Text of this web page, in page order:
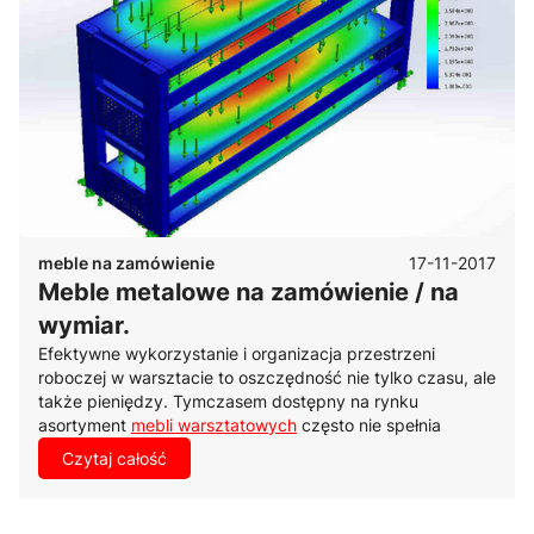
meble na zamówienie 17-11-2017
Meble metalowe na zamówienie / na
wymiar.
Efektywne wykorzystanie i organizacja przestrzeni
roboczej w warsztacie to oszczędność nie tylko czasu, ale
także pieniędzy. Tymczasem dostępny na rynku
asortyment mebli warsztatowych często nie spełnia
oczekiwań klienta, który poszukuje rozwiązań
dostosowanych do specyfiki produkcji lub oferowanych
Czytaj całość